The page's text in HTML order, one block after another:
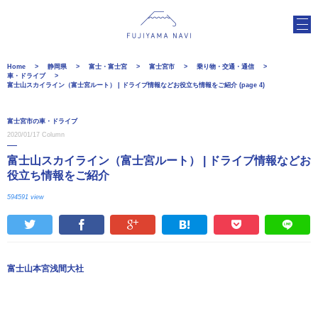
Home 静岡県 富士・富士宮 富士宮市
乗り物・交通・通信
車・ドライブ
富士山スカイライン（富士宮ルート） | ドライブ情報などお役立ち情報をご紹介 (page 4)
富士宮市の車・ドライブ
2020/01/17 Column
富士山スカイライン（富士宮ルート） | ドライブ情報などお
役立ち情報をご紹介
594591 view
富士山本宮浅間大社